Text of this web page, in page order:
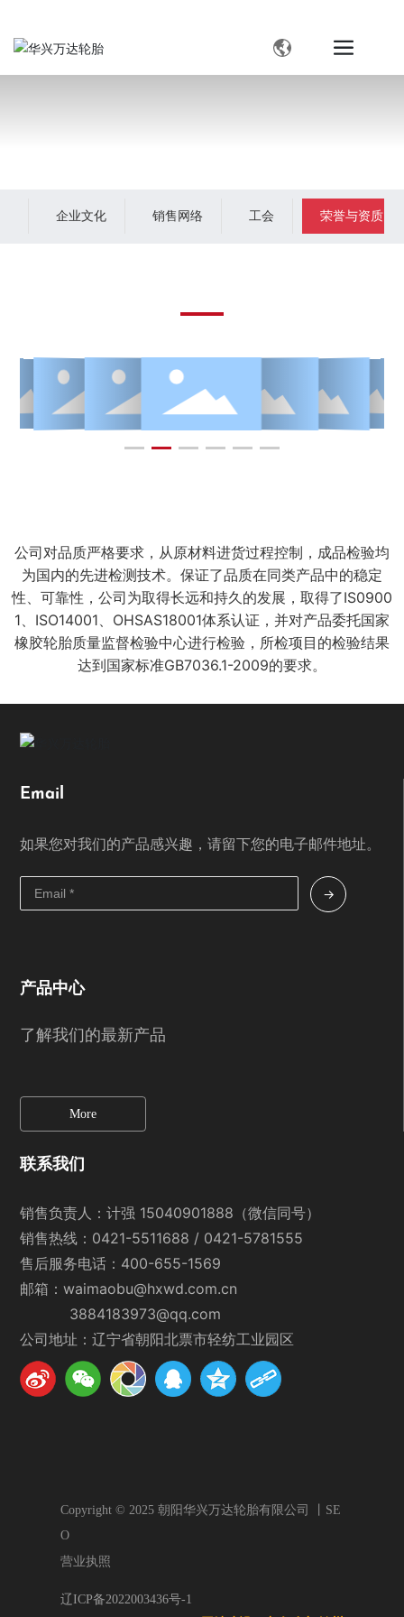
企业文化 销售网络 工会 荣誉与资质
公司对品质严格要求，从原材料进货过程控制，成品检验均
为国内的先进检测技术。保证了品质在同类产品中的稳定
性、可靠性，公司为取得长远和持久的发展，取得了IS0900
1、ISO14001、OHSAS18001体系认证，并对产品委托国家
橡胶轮胎质量监督检验中心进行检验，所检项目的检验结果
达到国家标准GB7036.1-2009的要求。
Email
如果您对我们的产品感兴趣，请留下您的电子邮件地址。
→
产品中心
了解我们的最新产品
More
联系我们
销售负责人：计强 15040901888 （微信同号）
销售热线： 0421-5511688 / 0421-5781555
售后服务电话： 400-655-1569
邮箱：waimaobu@hxwd.com.cn
3884183973@qq.com
公司地址：辽宁省朝阳北票市轻纺工业园区
Copyright © 2025 朝阳华兴万达轮胎有限公司 丨 SE
O
营业执照
辽ICP备2022003436号-1